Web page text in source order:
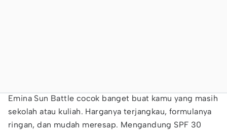
Emina Sun Battle cocok banget buat kamu yang masih
sekolah atau kuliah. Harganya terjangkau, formulanya
ringan, dan mudah meresap. Mengandung SPF 30